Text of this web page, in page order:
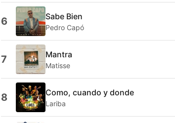
6 Sabe Bien
Pedro Capó
7 Mantra
Matisse
8 Como, cuando y donde
Lariba